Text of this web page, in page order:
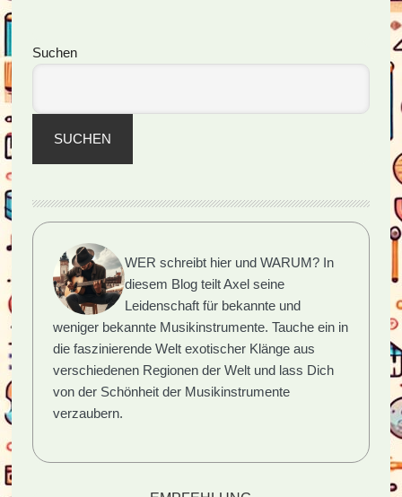
Seitenspalte
Suchen
SUCHEN
WER schreibt hier und WARUM? In
diesem Blog teilt Axel seine
Leidenschaft für bekannte und
weniger bekannte Musikinstrumente. Tauche ein in
die faszinierende Welt exotischer Klänge aus
verschiedenen Regionen der Welt und lass Dich
von der Schönheit der Musikinstrumente
verzaubern.